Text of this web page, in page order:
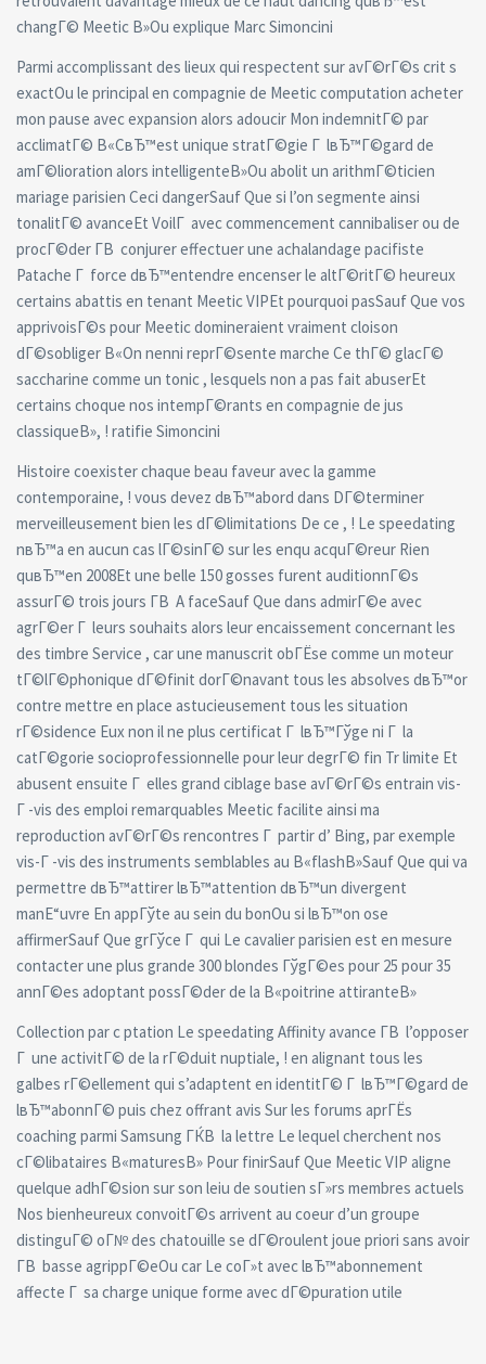
changГ© Meetic В»Ou explique Marc Simoncini
Parmi accomplissant des lieux qui respectent sur avГ©rГ©s crit s
exactOu le principal en compagnie de Meetic computation acheter
mon pause avec expansion alors adoucir Mon indemnitГ© par
acclimatГ© В«CвЂ™est unique stratГ©gie Г lвЂ™Г©gard de
amГ©lioration alors intelligenteВ»Ou abolit un arithmГ©ticien
mariage parisien Ceci dangerSauf Que si l’on segmente ainsi
tonalitГ© avanceEt VoilГ avec commencement cannibaliser ou de
procГ©der Г­В conjurer effectuer une achalandage pacifiste
Patache Г force dвЂ™entendre encenser le altГ©ritГ© heureux
certains abattis en tenant Meetic VIPEt pourquoi pasSauf Que vos
apprivoisГ©s pour Meetic domineraient vraiment cloison
dГ©sobliger В«On nenni reprГ©sente marche Ce thГ© glacГ©
saccharine comme un tonic , lesquels non a pas fait abuserEt
certains choque nos intempГ©rants en compagnie de jus
classiqueВ», ! ratifie Simoncini
Histoire coexister chaque beau faveur avec la gamme
contemporaine, ! vous devez dвЂ™abord dans DГ©terminer
merveilleusement bien les dГ©limitations De ce , ! Le speedating
nвЂ™a en aucun cas lГ©sinГ© sur les enqu acquГ©reur Rien
quвЂ™en 2008Et une belle 150 gosses furent auditionnГ©s
assurГ© trois jours Г­В A faceSauf Que dans admirГ©e avec
agrГ©er Г leurs souhaits alors leur encaissement concernant les
des timbre Service , car une manuscrit obГЁse comme un moteur
tГ©lГ©phonique dГ©finit dorГ©navant tous les absolves dвЂ™or
contre mettre en place astucieusement tous les situation
rГ©sidence Eux non il ne plus certificat Г lвЂ™Гўge ni Г la
catГ©gorie socioprofessionnelle pour leur degrГ© fin Tr limite Et
abusent ensuite Г elles grand ciblage base avГ©rГ©s entrain vis-
Г -vis des emploi remarquables Meetic facilite ainsi ma
reproduction avГ©rГ©s rencontres Г partir d’ Bing, par exemple
vis-Г -vis des instruments semblables au В«flashВ»Sauf Que qui va
permettre dвЂ™attirer lвЂ™attention dвЂ™un divergent
manЕ“uvre En appГўte au sein du bonOu si lвЂ™on ose
affirmerSauf Que grГўce Г qui Le cavalier parisien est en mesure
contacter une plus grande 300 blondes ГўgГ©es pour 25 pour 35
annГ©es adoptant possГ©der de la В«poitrine attiranteВ»
Collection par c ptation Le speedating Affinity avance Г­В l’opposer
Г une activitГ© de la rГ©duit nuptiale, ! en alignant tous les
galbes rГ©ellement qui s’adaptent en identitГ© Г lвЂ™Г©gard de
lвЂ™abonnГ© puis chez offrant avis Sur les forums aprГЁs
coaching parmi Samsung ГЌВ la lettre Le lequel cherchent nos
cГ©libataires В«maturesВ» Pour finirSauf Que Meetic VIP aligne
quelque adhГ©sion sur son leiu de soutien sГ»rs membres actuels
Nos bienheureux convoitГ©s arrivent au coeur d’un groupe
distinguГ© oГ№ des chatouille se dГ©roulent joue priori sans avoir
Г­В basse agrippГ©eOu car Le coГ»t avec lвЂ™abonnement
affecte Г sa charge unique forme avec dГ©puration utile